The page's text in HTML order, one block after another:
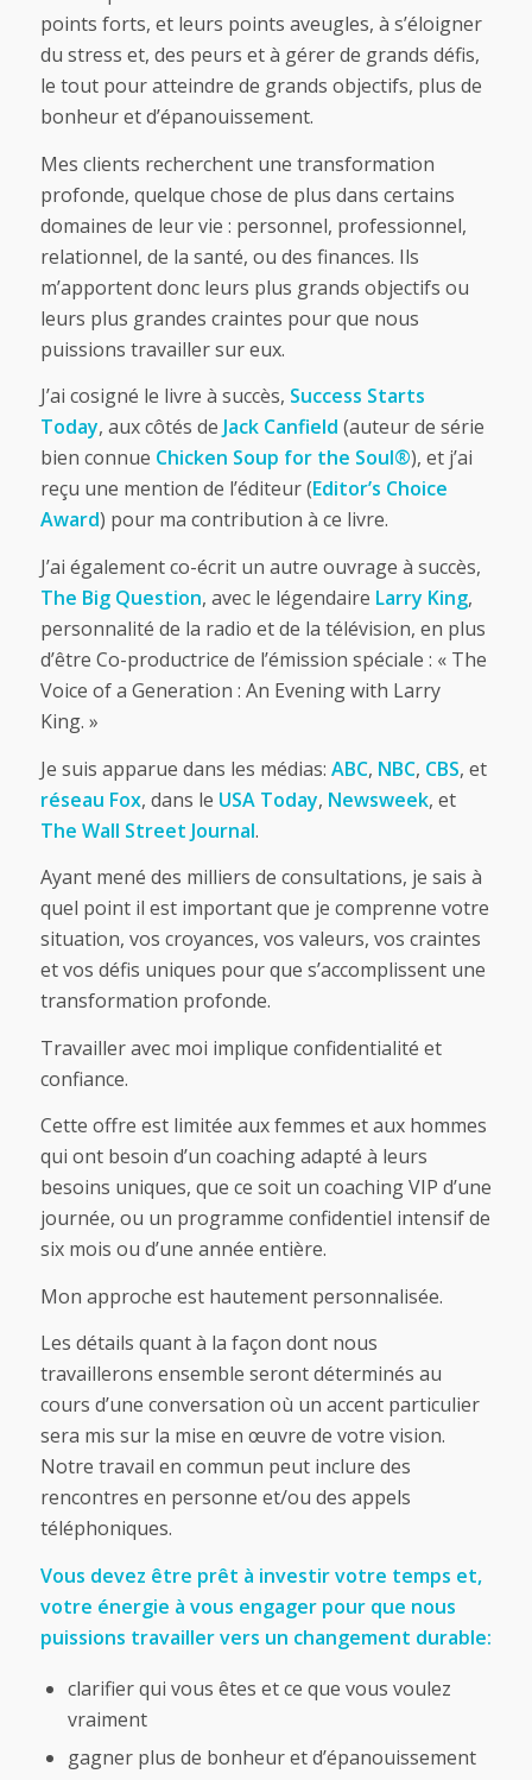
points forts, et leurs points aveugles, à s’éloigner
du stress et, des peurs et à gérer de grands défis,
le tout pour atteindre de grands objectifs, plus de
bonheur et d’épanouissement.
Mes clients recherchent une transformation
profonde, quelque chose de plus dans certains
domaines de leur vie : personnel, professionnel,
relationnel, de la santé, ou des finances. Ils
m’apportent donc leurs plus grands objectifs ou
leurs plus grandes craintes pour que nous
puissions travailler sur eux.
J’ai cosigné le livre à succès, Success Starts
Today, aux côtés de Jack Canfield (auteur de série
bien connue Chicken Soup for the Soul®), et j’ai
reçu une mention de l’éditeur (Editor’s Choice
Award) pour ma contribution à ce livre.
J’ai également co-écrit un autre ouvrage à succès,
The Big Question, avec le légendaire Larry King,
personnalité de la radio et de la télévision, en plus
d’être Co-productrice de l’émission spéciale : « The
Voice of a Generation : An Evening with Larry
King. »
Je suis apparue dans les médias: ABC, NBC, CBS, et
réseau Fox, dans le USA Today, Newsweek, et
The Wall Street Journal.
Ayant mené des milliers de consultations, je sais à
quel point il est important que je comprenne votre
situation, vos croyances, vos valeurs, vos craintes
et vos défis uniques pour que s’accomplissent une
transformation profonde.
Travailler avec moi implique confidentialité et
confiance.
Cette offre est limitée aux femmes et aux hommes
qui ont besoin d’un coaching adapté à leurs
besoins uniques, que ce soit un coaching VIP d’une
journée, ou un programme confidentiel intensif de
six mois ou d’une année entière.
Mon approche est hautement personnalisée.
Les détails quant à la façon dont nous
travaillerons ensemble seront déterminés au
cours d’une conversation où un accent particulier
sera mis sur la mise en œuvre de votre vision.
Notre travail en commun peut inclure des
rencontres en personne et/ou des appels
téléphoniques.
Vous devez être prêt à investir votre temps et,
votre énergie à vous engager pour que nous
puissions travailler vers un changement durable:
clarifier qui vous êtes et ce que vous voulez
vraiment
gagner plus de bonheur et d’épanouissement